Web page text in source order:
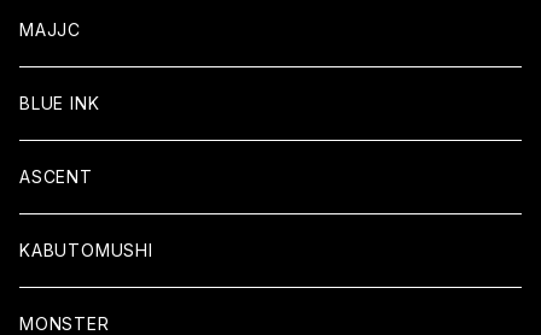
MAJJC
BLUE INK
ASCENT
KABUTOMUSHI
MONSTER